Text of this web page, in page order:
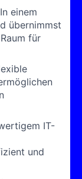
einem
übernimmst
für
IT-
und